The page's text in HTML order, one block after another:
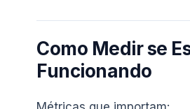
Como Medir se
Funcionando